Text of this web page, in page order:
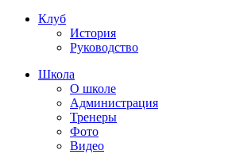
Клуб
История
Руководство
Школа
О школе
Администрация
Тренеры
Фото
Видео